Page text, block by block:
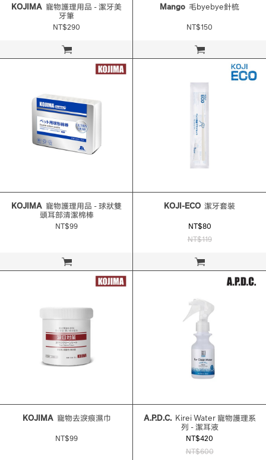
立即購買
KOJIMA
牙筆
NT$290
立即購買
Mango 毛byebye針梳
NT$150
立即購買
KOJIMA
頭耳部清潔棉棒
NT$99
立即購買
KOJI-ECO 潔牙套裝
NT$80
NT$119
KOJIMA 寵物去淚痕濕巾
NT$99
A.P.D.C.Kirei Water 寵物護理系
列 - 潔耳液
NT$420
NT$600